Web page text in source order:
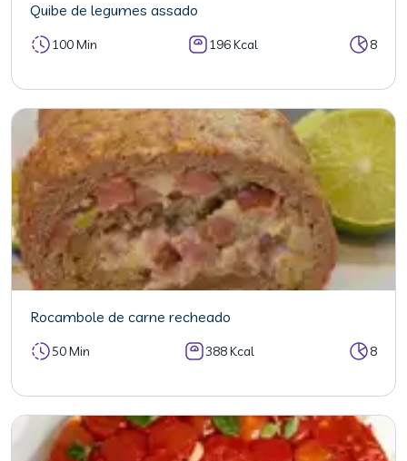
Quibe de legumes assado
100 Min 196 Kcal 8
Rocambole de carne recheado
50 Min 388 Kcal 8